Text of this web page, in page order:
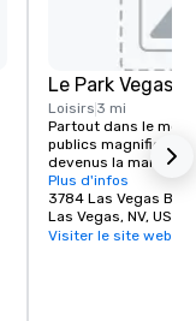
Le Park Vegas
Loisirs 3 mi
Partout dans le
publics magnifiques
devenus la marque
belles villes et Las
exception. MGM
l'expérience
créant une
Plus d'infos
3784 Las Vegas
Las Vegas, NV, US
Visiter le site web